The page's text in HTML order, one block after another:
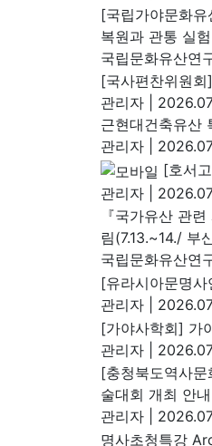
[국립가야문화
복원과 관통 실
국립문화유산연
[국사편찬위원
관리자
근현대건축유산
관리자
[호서
관리자
『국가유산 관
림(7.13.~14./ 부
국립문화유산연
[유라시아문명
관리자
[가야사학회] 가
관리자
[충청북도역사
술대회 개최 안내
관리자
명사초청특강